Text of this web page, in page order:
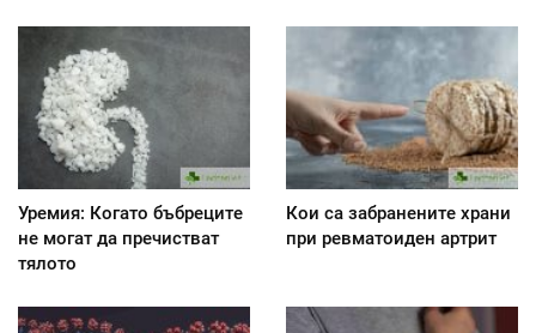
Уремия: Когато бъбреците
не могат да пречистват
тялото
Кои са забранените храни
при ревматоиден артрит